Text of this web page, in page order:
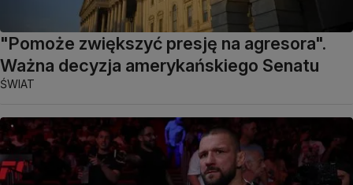
"Pomoże zwiększyć presję na agresora".
Ważna decyzja amerykańskiego Senatu
ŚWIAT